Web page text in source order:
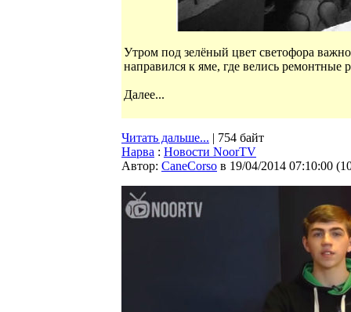
Утром под зелёный цвет светофора
направился к яме, где велись
Далее...
Читать дальше... | 754 байт
Нарва : Новости NoorTV
Автор: CaneCorso в 19/04/2014 07:10:00 (